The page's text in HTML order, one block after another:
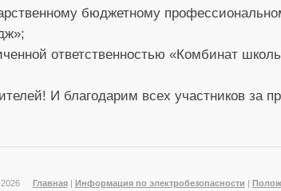
бюджетному
ответственностью «Комбинат
И благодарим всех участников за
2026 Главная| Информация по электробезопасности |